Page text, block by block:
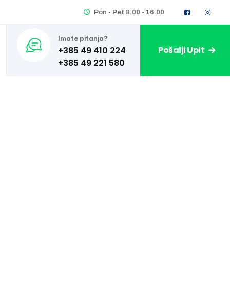
Pon - Pet 8.00 - 16.00
Imate pitanja?
+385 49 410 224 Pošalji Upit